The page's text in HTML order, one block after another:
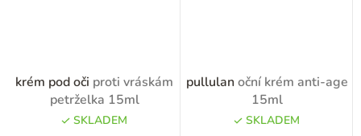
krém pod oči proti vráskám
petrželka 15ml
SKLADEM
pullulanoční krém anti-age
15ml
SKLADEM